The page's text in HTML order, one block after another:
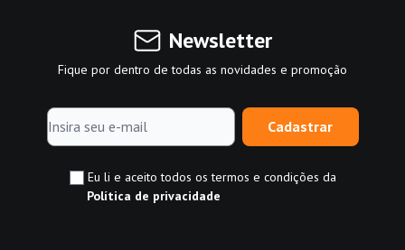
Newsletter
Fique por dentro de todas as novidades e promoção
Cadastrar
Eu li e aceito todos os termos e condições da
Política de privacidade